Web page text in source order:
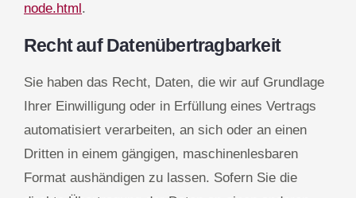
node.html .
Recht auf Datenübertragbarkeit
Sie haben das Recht, Daten, die wir auf Grundlage
Ihrer Einwilligung oder in Erfüllung eines Vertrags
automatisiert verarbeiten, an sich oder an einen
Dritten in einem gängigen, maschinenlesbaren
Format aushändigen zu lassen. Sofern Sie die